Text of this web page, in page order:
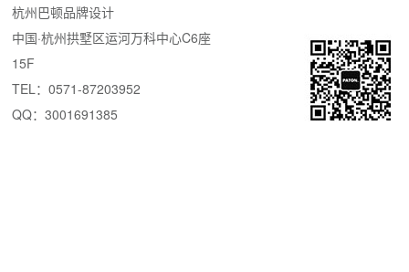
杭州巴顿品牌设计
中国·杭州拱墅区运河万科中心C6座
15F
TEL：0571-87203952
QQ：3001691385